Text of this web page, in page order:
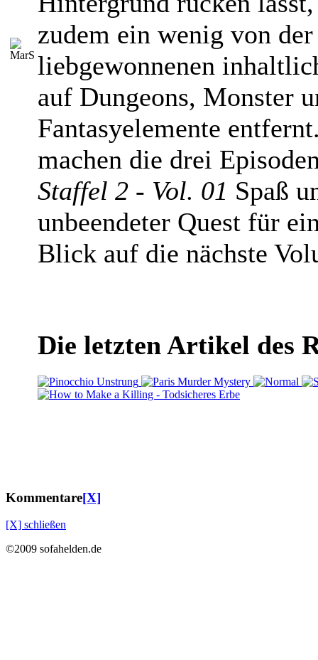
zudem ein wenig von
liebgewonnenen
auf Dungeons, Monster
Fantasyelemente
machen die drei
Staffel 2 - Vol. 01 Spaß
unbeendeter Quest für
Blick auf die nächste
Die letzten Artikel des
Kommentare[X]
[X] schließen
©2009 sofahelden.de